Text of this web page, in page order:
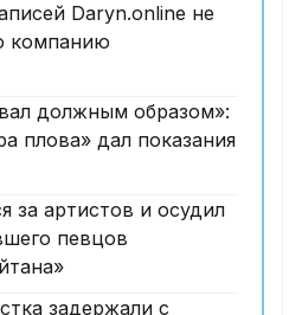
Daryn.online не
компанию
должным образом»:
плова» дал показания
за артистов и осудил
певцов
задержали с